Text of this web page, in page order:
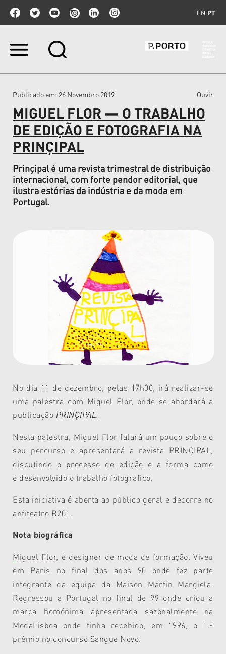
EN PT
Ir
Ir
navegação
Publicado em: 26 Novembro 2019 Ouvir
MIGUEL FLOR — O TRABALHO
DE EDIÇÃO E FOTOGRAFIA NA
PRINÇIPAL
Prinçipal é uma revista trimestral de distribuição
internacional, com forte pendor editorial, que
ilustra estórias da indústria e da moda em
Portugal.
No dia 11 de dezembro, pelas 17h00, irá realizar-se
uma palestra com Miguel Flor, onde se abordará a
publicação PRINÇIPAL.
Nesta palestra, Miguel Flor falará um pouco sobre o
seu percurso e apresentará a revista PRINÇIPAL,
discutindo o processo de edição e a forma como
é desenvolvido o trabalho fotográfico.
Esta iniciativa é aberta ao público geral e decorre no
anfiteatro B201.
Nota biográfica
Miguel Flor, é designer de moda de formação. Viveu
em Paris no final dos anos 90 onde fez parte
integrante da equipa da Maison Martin Margiela.
Regressou a Portugal no final de 99 onde criou a
marca homónima apresentada sazonalmente na
ModaLisboa onde tinha recebido, em 1996, o 1.º
prémio no concurso Sangue Novo.